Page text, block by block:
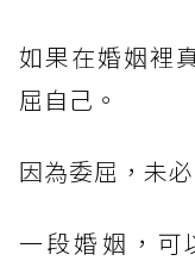
如果在婚姻裡
屈自己。
因為委屈，未
一段婚姻，可